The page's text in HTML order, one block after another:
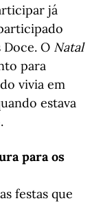
já
Doce. O Natal
para
vivia em
estava
para os
festas que